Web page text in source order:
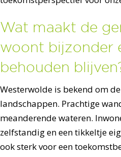
Wat maakt de
woont bijzonder
behouden
Westerwolde is bekend om
landschappen. Prachtige
meanderende wateren.
zelfstandig en een tikkeltje
ook sterk voor een